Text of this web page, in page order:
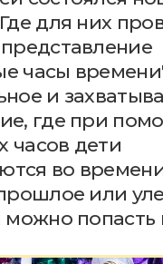
времени (можно
или улететь в
попасть и в любую